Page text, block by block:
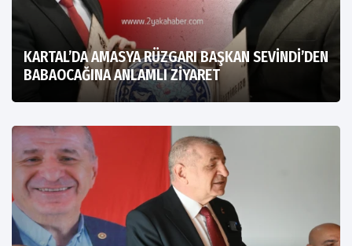
KARTAL’DA AMASYA RÜZGARI BAŞKAN SEVİNDİ’DEN
BABAOCAĞINA ANLAMLI ZİYARET